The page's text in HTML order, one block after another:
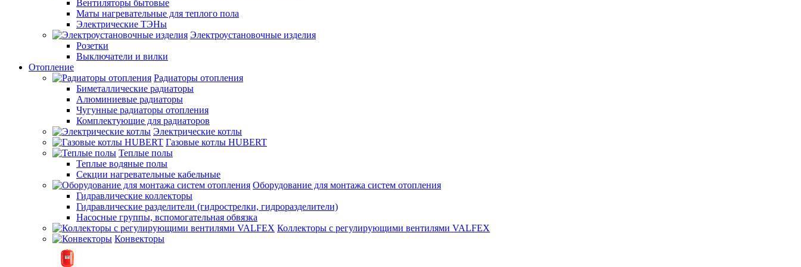
Вентиляторы бытовые
Маты нагревательные для теплого пола
Электрические ТЭНы
Электроустановочные изделия
Розетки
Выключатели и вилки
Отопление
Радиаторы отопления
Биметаллические радиаторы
Алюминиевые радиаторы
Чугунные радиаторы отопления
Комплектующие для радиаторов
Электрические котлы
Газовые котлы HUBERT
Теплые полы
Теплые водяные полы
Секции нагревательные кабельные
Оборудование для монтажа систем отопления
Гидравлические коллекторы
Гидравлические разделители (гидрострелки, гидроразделители)
Насосные группы, вспомогательная обвязка
Коллекторы с регулирующими вентилями VALFEX
Конвекторы